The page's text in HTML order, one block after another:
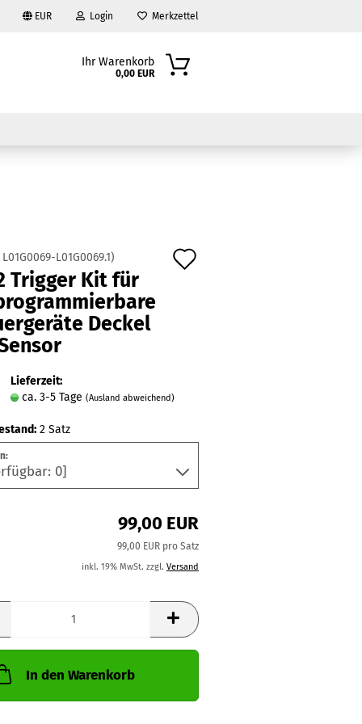
EUR Login Merkzettel
Ihr Warenkorb
0,00 EUR
L01G0069-L01G0069.1)
Trigger Kit für
Deckel
Lieferzeit:
ca. 3-5 Tage (Ausland abweichend)
2 Satz
99,00 EUR
99,00 EUR pro Satz
inkl. 19% MwSt. zzgl. Versand
In den Warenkorb